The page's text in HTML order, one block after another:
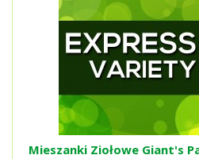
Mieszanki Ziołowe Giant's